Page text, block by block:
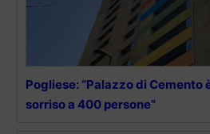
Pogliese: “Palazzo di Cemento
sorriso a 400 persone”